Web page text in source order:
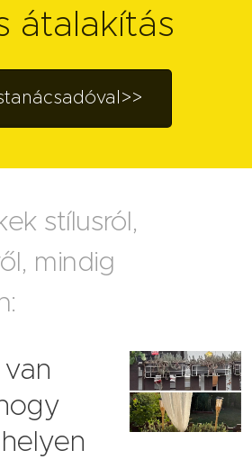
átalakítás
stílusról,
mindig